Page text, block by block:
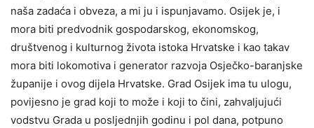
naša zadaća i obveza, a mi ju i ispunjavamo. Osijek je, i
mora biti predvodnik gospodarskog, ekonomskog,
društvenog i kulturnog života istoka Hrvatske i kao takav
mora biti lokomotiva i generator razvoja Osječko-baranjske
županije i ovog dijela Hrvatske. Grad Osijek ima tu ulogu,
povijesno je grad koji to može i koji to čini, zahvaljujući
vodstvu Grada u posljednjih godinu i pol dana, potpuno